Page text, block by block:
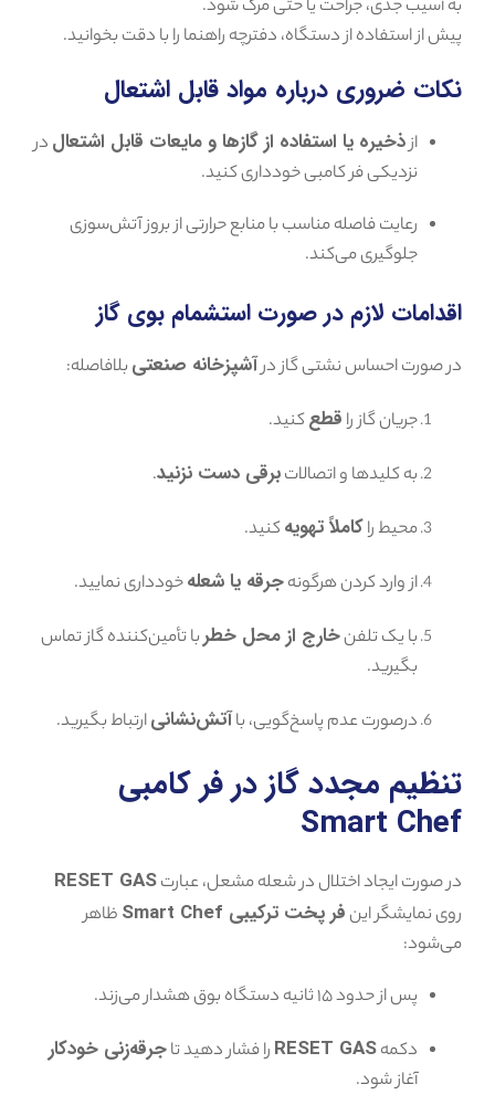
به آسیب جدی، جراحت یا حتی مرگ شود.
پیش از استفاده از دستگاه، دفترچه راهنما را با دقت بخوانید.
نکات ضروری درباره مواد قابل اشتعال
ازذخیره یا استفاده از گازها و مایعات قابل اشتعال در
نزدیکی فر کامبی خودداری کنید.
رعایت فاصله مناسب با منابع حرارتی از بروز آتش‌سوزی
جلوگیری می‌کند.
اقدامات لازم در صورت استشمام بوی گاز
در صورت احساس نشتی گاز درآشپزخانه صنعتی بلافاصله:
جریان گاز راقطعکنید.
به کلیدها و اتصالاتبرقی دست نزنید.
محیط راکاملاً تهویهکنید.
از وارد کردن هرگونهجرقه یا شعلهخودداری نمایید.
با یک تلفنخارج از محل خطربا تأمین‌کننده گاز تماس
بگیرید.
درصورت عدم پاسخ‌گویی، باآتش‌نشانیارتباط بگیرید.
تنظیم مجدد گاز در فر کامبی
Smart Chef
در صورت ایجاد اختلال در شعله‌ مشعل، عبارتRESET GAS
روی نمایشگر این فر پخت ترکیبی Smart Chef
ظاهر
می‌شود:
پس از حدود ۱۵ ثانیه دستگاه بوق هشدار می‌زند.
دکمهRESET GAS را فشار دهید تاجرقه‌زنی خودکار
آغاز شود.